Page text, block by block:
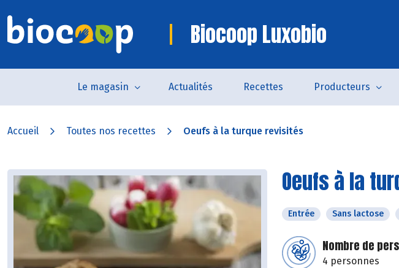
Biocoop Luxobio
Le magasin Actualités Recettes Producteurs
Accueil Toutes nos recettes Oeufs à la turque revisités
Oeufs à la
Entrée Sans lactose
Nombre de
4 personnes